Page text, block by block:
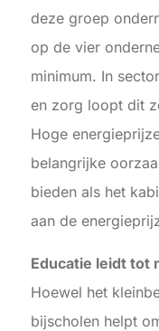
deze groep
op de vier
minimum. In
en zorg loopt dit
Hoge
belangrijke
bieden als het
aan de
Educatie leidt tot
Hoewel het
bijscholen helpt